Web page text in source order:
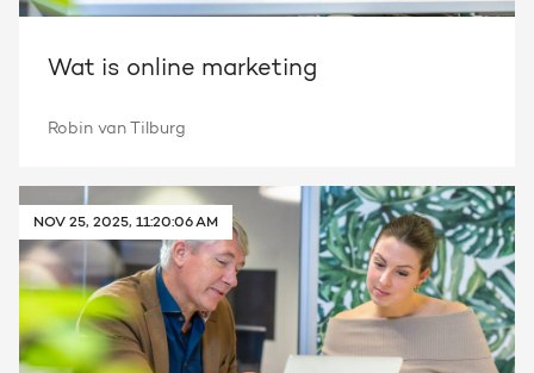
Wat is online marketing
Robin van Tilburg
NOV 25, 2025, 11:20:06 AM